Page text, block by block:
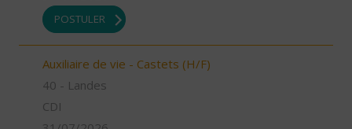
POSTULER
Auxiliaire de vie - Castets (H/F)
40 - Landes
CDI